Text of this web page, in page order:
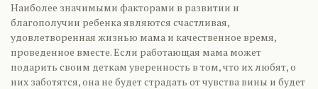
Наиболее значимыми факторами в развитии и
благополучии ребенка являются счастливая,
удовлетворенная жизнью мама и качественное время,
проведенное вместе. Если работающая мама может
подарить своим деткам уверенность в том, что их любят, о
них заботятся, она не будет страдать от чувства вины и будет